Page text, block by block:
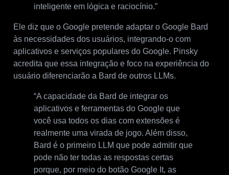
inteligente em lógica e raciocínio.”
Ele diz que o Google pretende adaptar o Google Bard
às necessidades dos usuários, integrando-o com
aplicativos e serviços populares do Google. Pinsky
acredita que essa integração e foco na experiência do
usuário diferenciarão a Bard de outros LLMs.
“A capacidade da Bard de integrar os
aplicativos e ferramentas do Google que
você usa todos os dias com extensões é
realmente uma virada de jogo. Além disso,
Bard é o primeiro LLM que pode admitir que
pode não ter todas as respostas certas
porque, por meio do botão Google It, as